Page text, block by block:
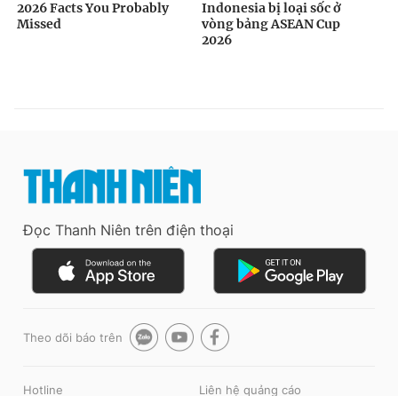
Đọc Thanh Niên trên điện thoại
Theo dõi báo trên
Hotline Liên hệ quảng cáo